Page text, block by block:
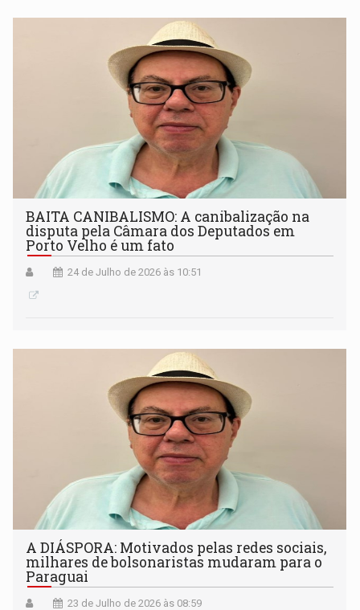
BAITA CANIBALISMO: A canibalização na
disputa pela Câmara dos Deputados em
Porto Velho é um fato
24 de Julho de 2026 às 10:51
A DIÁSPORA: Motivados pelas redes sociais,
milhares de bolsonaristas mudaram para o
Paraguai
23 de Julho de 2026 às 08:59